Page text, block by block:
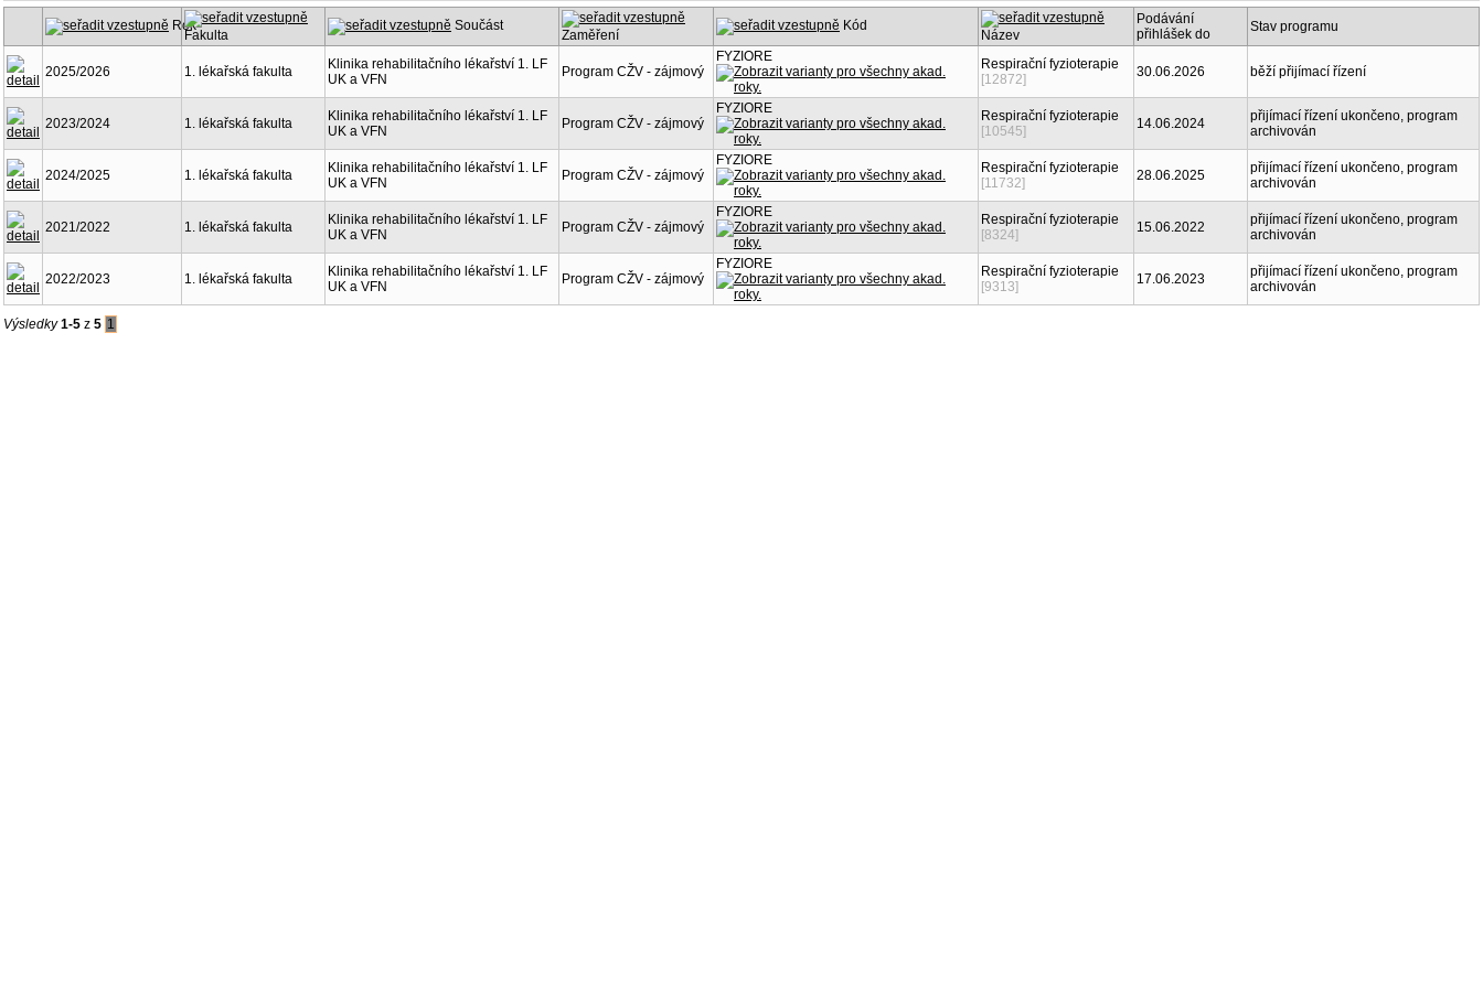
Rok
Fakulta
Součást
Zaměření
Kód
Název
Podávání
přihlášek do
Stav programu
2025/2026 1. lékařská fakulta
Klinika rehabilitačního lékařství 1. LF
UK a VFN
Program CŽV - zájmový
FYZIORE
Respirační fyzioterapie
[12872]
30.06.2026 běží přijímací řízení
2023/2024 1. lékařská fakulta
Klinika rehabilitačního lékařství 1. LF
UK a VFN
Program CŽV - zájmový
FYZIORE
Respirační fyzioterapie
[10545]
14.06.2024
přijímací řízení ukončeno, program
archivován
2024/2025 1. lékařská fakulta
Klinika rehabilitačního lékařství 1. LF
UK a VFN
Program CŽV - zájmový
FYZIORE
Respirační fyzioterapie
[11732]
28.06.2025
přijímací řízení ukončeno, program
archivován
2021/2022 1. lékařská fakulta
Klinika rehabilitačního lékařství 1. LF
UK a VFN
Program CŽV - zájmový
FYZIORE
Respirační fyzioterapie
[8324]
15.06.2022
přijímací řízení ukončeno, program
archivován
2022/2023 1. lékařská fakulta
Klinika rehabilitačního lékařství 1. LF
UK a VFN
Program CŽV - zájmový
FYZIORE
Respirační fyzioterapie
[9313]
17.06.2023
přijímací řízení ukončeno, program
archivován
Výsledky1-5 z 5 1